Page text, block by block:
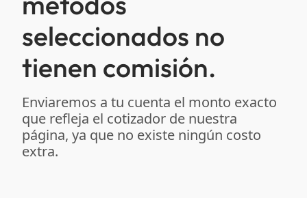
seleccionados no
tienen comisión.
Enviaremos a tu cuenta el monto exacto
que refleja el cotizador de nuestra
página, ya que no existe ningún costo
extra.